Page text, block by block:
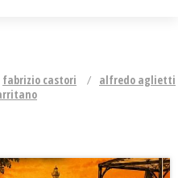
fabrizio castori
alfredo aglietti